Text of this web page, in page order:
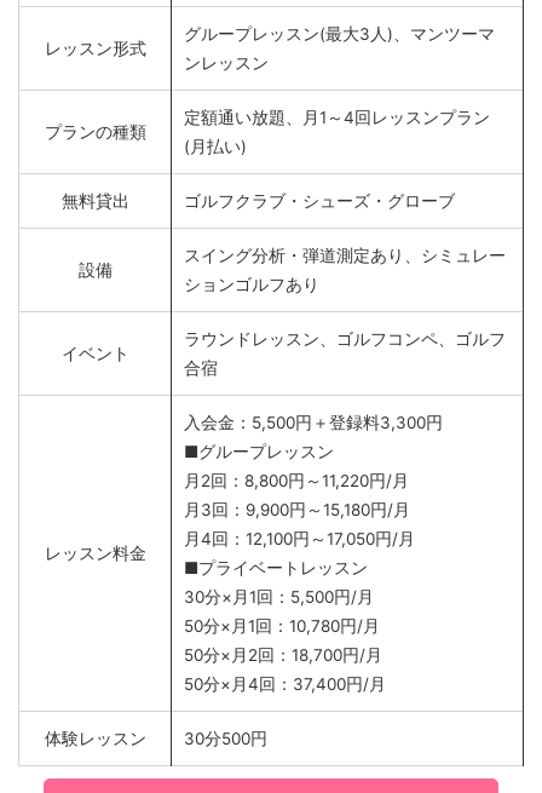
レッスン形式
グループレッスン(最大3人)、マンツーマ
ンレッスン
プランの種類
定額通い放題、月1～4回レッスンプラン
(月払い)
無料貸出 ゴルフクラブ・シューズ・グローブ
設備
スイング分析・弾道測定あり、シミュレー
ションゴルフあり
イベント
ラウンドレッスン、ゴルフコンペ、ゴルフ
合宿
レッスン料金
入会金：5,500円＋登録料3,300円
■グループレッスン
月2回：8,800円～11,220円/月
月3回：9,900円～15,180円/月
月4回：12,100円～17,050円/月
■プライベートレッスン
30分×月1回：5,500円/月
50分×月1回：10,780円/月
50分×月2回：18,700円/月
50分×月4回：37,400円/月
体験レッスン 30分500円